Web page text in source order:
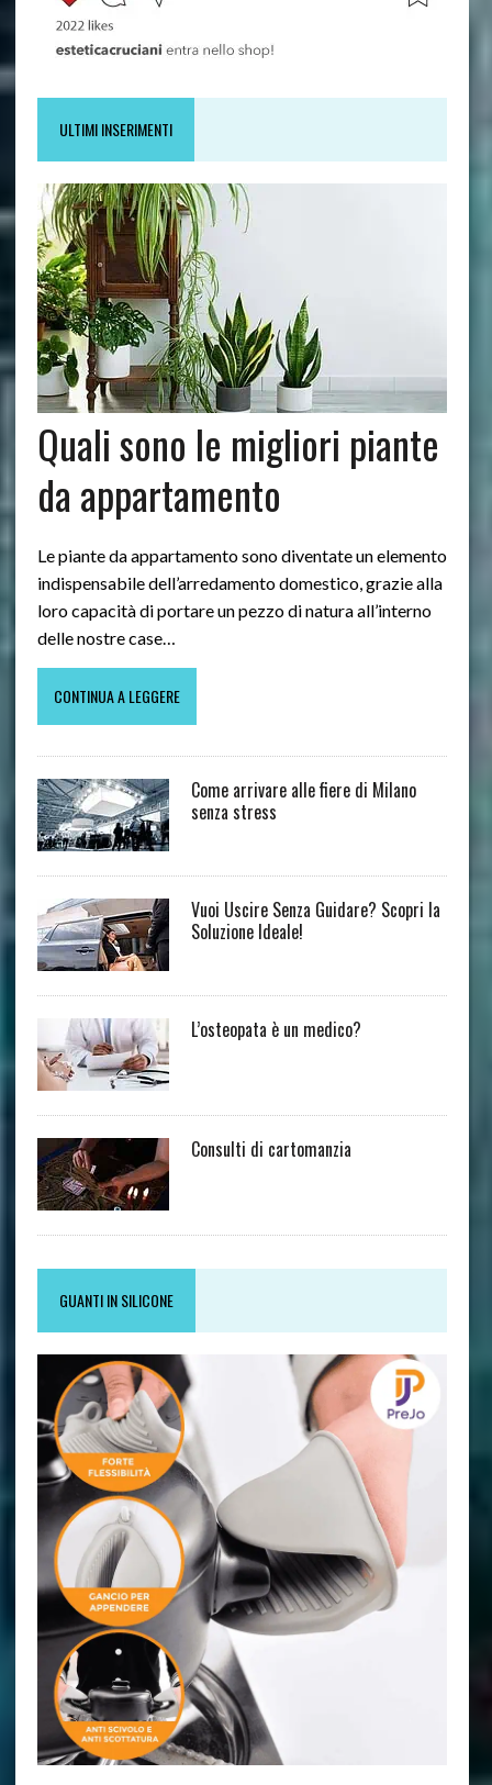
ULTIMI INSERIMENTI
Quali sono le migliori piante
da appartamento
Le piante da appartamento sono diventate un elemento
indispensabile dell’arredamento domestico, grazie alla
loro capacità di portare un pezzo di natura all’interno
delle nostre case…
CONTINUA A LEGGERE
Come arrivare alle fiere di Milano
senza stress
Vuoi Uscire Senza Guidare? Scopri la
Soluzione Ideale!
L’osteopata è un medico?
Consulti di cartomanzia
GUANTI IN SILICONE